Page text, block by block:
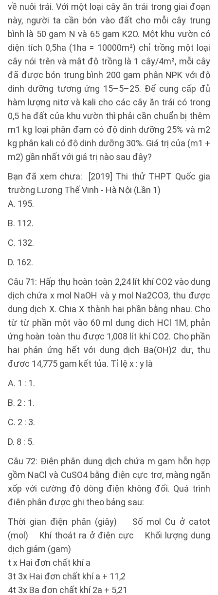
về nuôi trái. Với một loại cây ăn trái trong giai đoạn
này, người ta cần bón vào đất cho mỗi cây trung
bình là 50 gam N và 65 gam K2O. Một khu vườn có
diện tích 0,5ha (1ha = 10000m²) chỉ trồng một loại
cây nói trên và mật độ trồng là 1 cây/4m², mỗi cây
đã được bón trung bình 200 gam phân NPK với độ
dinh dưỡng tương ứng 15–5–25. Để cung cấp đủ
hàm lượng nitơ và kali cho các cây ăn trái có trong
0,5 ha đất của khu vườn thì phải cần chuẩn bị thêm
m1 kg loại phân đạm có độ dinh dưỡng 25% và m2
kg phân kali có độ dinh dưỡng 30%. Giá trị của (m1 +
m2) gần nhất với giá trị nào sau đây?
Bạn đã xem chưa: [2019] Thi thử THPT Quốc gia
trường Lương Thế Vinh - Hà Nội (Lần 1)
A. 195.
B. 112.
C. 132.
D. 162.
Câu 71: Hấp thụ hoàn toàn 2,24 lít khí CO2 vào dung
dịch chứa x mol NaOH và y mol Na2CO3, thu được
dung dịch X. Chia X thành hai phần bằng nhau. Cho
từ từ phần một vào 60 ml dung dịch HCl 1M, phản
ứng hoàn toàn thu được 1,008 lít khí CO2. Cho phần
hai phản ứng hết với dung dịch Ba(OH)2 dư, thu
được 14,775 gam kết tủa. Tỉ lệ x : y là
A. 1 : 1.
B. 2 : 1.
C. 2 : 3.
D. 8 : 5.
Câu 72: Điện phân dung dịch chứa m gam hỗn hợp
gồm NaCl và CuSO4 bằng điện cực trơ, màng ngăn
xốp với cường độ dòng điện không đổi. Quá trình
điện phân được ghi theo bảng sau:
Thời gian điện phân (giây) Số mol Cu ở catot
(mol) Khí thoát ra ở điện cực Khối lượng dung
dịch giảm (gam)
t x Hai đơn chất khí a
3t 3x Hai đơn chất khí a + 11,2
4t 3x Ba đơn chất khí 2a + 5,21